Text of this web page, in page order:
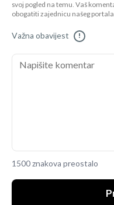
svoj pogled na temu. Vaš
obogatiti zajednicu našeg
Važna obavijest !
1500 znakova preostalo